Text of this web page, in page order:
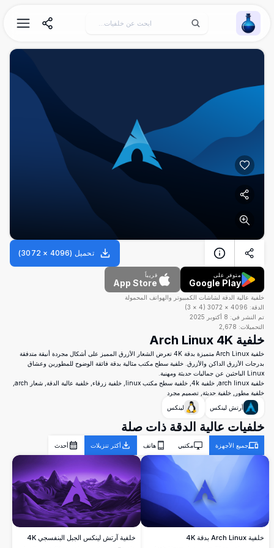
Wallpaper Alchemy
تحميل (
4096
×
3072
)
متوفر على
Google Play
قريباً
App Store
خلفية عالية الدقة لشاشات الكمبيوتر والهواتف المحمولة
الدقة: 4096
×
3072
(
4
×
3
)
تم النشر في: 8 أكتوبر 2025
التحميلات: 2,678
خلفية Arch Linux 4K
خلفية Arch Linux متميزة بدقة 4K تعرض الشعار الأزرق المميز على أشكال مجردة أنيقة متدفقة
بدرجات الأزرق الداكن والأزرق. خلفية سطح مكتب مثالية بدقة فائقة الوضوح للمطورين وعشاق
Linux الباحثين عن جماليات حديثة ومهنية.
خلفية مطور, خلفية حديثة, تصميم مجرد
أرتش لينكس
لينكس
خلفيات عالية الدقة ذات صلة
جميع الأجهزة مكتبي هاتف أكثر تنزيلات أحدث
خلفية Arch Linux بدقة 4K خلفية آرتش لينكس الجبل البنفسجي 4K